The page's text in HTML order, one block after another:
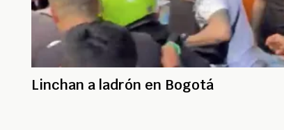
Linchan a ladrón en Bogotá